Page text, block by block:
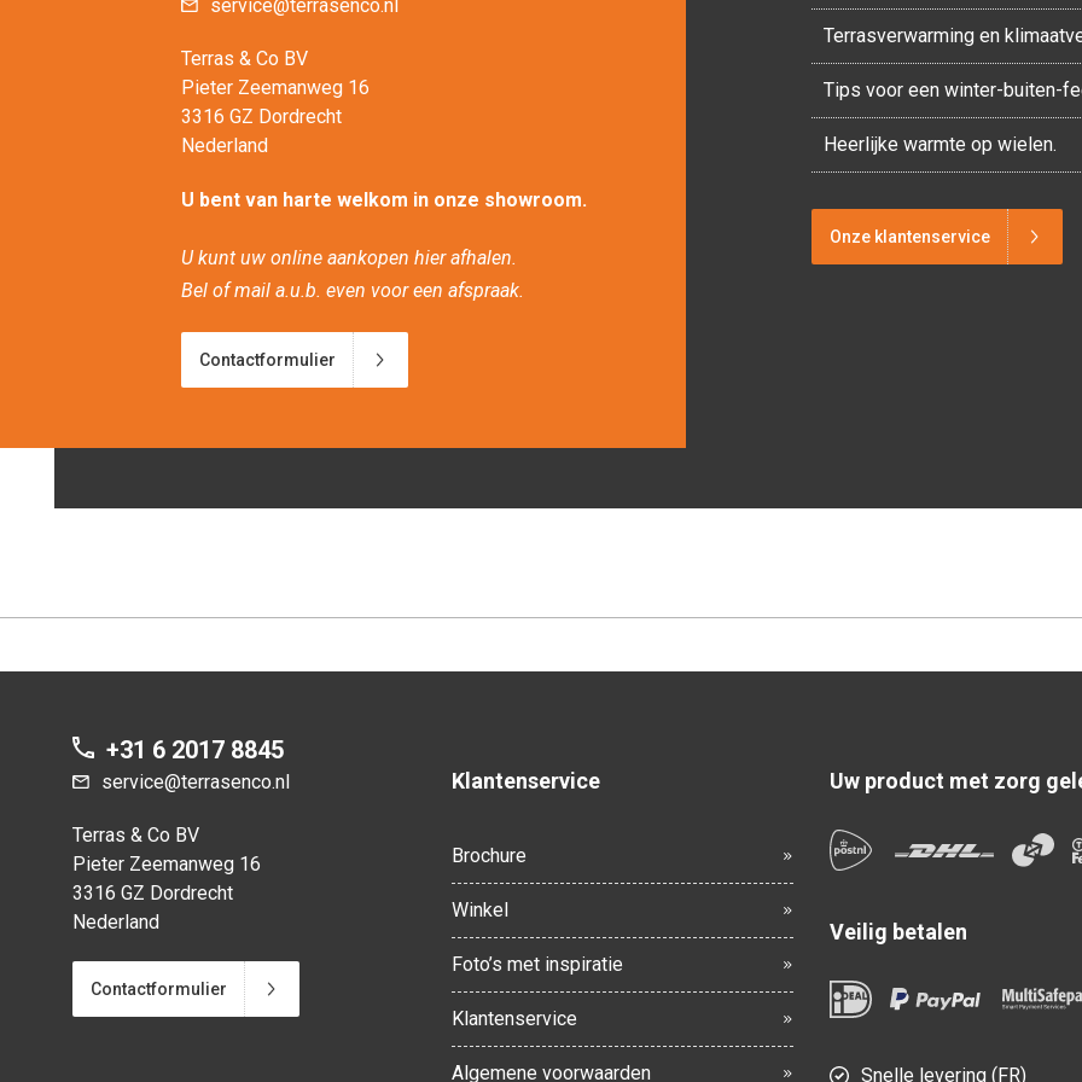
service@terrasenco.nl
Terras & Co BV
Pieter Zeemanweg 16
3316 GZ Dordrecht
Nederland
U bent van harte welkom in onze showroom.
U kunt uw online aankopen hier afhalen.
Bel of mail a.u.b. even voor een afspraak.
Contactformulier
Terrasverwarming en
Tips voor een winter-buiten-
Heerlijke warmte op wielen.
Onze klantenservice
+31 6 2017 8845
service@terrasenco.nl
Terras & Co BV
Pieter Zeemanweg 16
3316 GZ Dordrecht
Nederland
Contactformulier
Klantenservice
Brochure
Winkel
Foto’s met inspiratie
Klantenservice
Algemene voorwaarden
Uw product met zorg
Veilig betalen
Snelle levering (FR)